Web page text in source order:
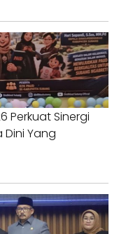
Perkuat Sinergi
Dini Yang